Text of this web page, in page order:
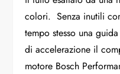
colori. Senza inutili
tempo stesso una
di accelerazione il
motore Bosch